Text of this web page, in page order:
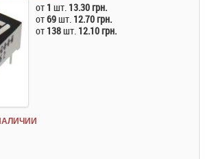
от 1 шт. 13.30 грн.
от69шт. 12.70 грн.
от 138шт. 12.10 грн.